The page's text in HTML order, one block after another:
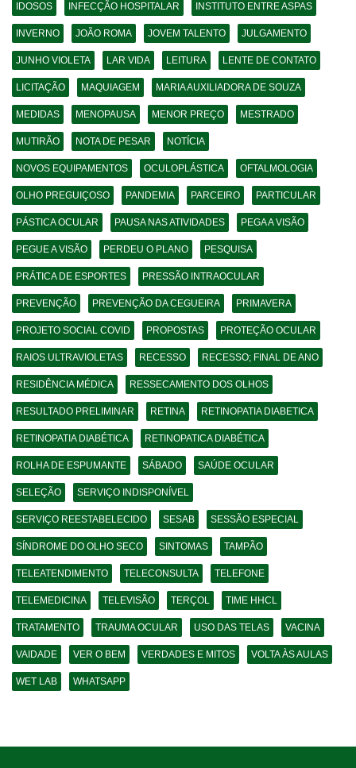
IDOSOS INFECÇÃO HOSPITALAR INSTITUTO ENTRE ASPAS
INVERNO JOÃO ROMA JOVEM TALENTO JULGAMENTO
JUNHO VIOLETA LAR VIDA LEITURA LENTE DE CONTATO
LICITAÇÃO MAQUIAGEM MARIA AUXILIADORA DE SOUZA
MEDIDAS MENOPAUSA MENOR PREÇO MESTRADO
MUTIRÃO NOTA DE PESAR NOTÍCIA
NOVOS EQUIPAMENTOS OCULOPLÁSTICA OFTALMOLOGIA
OLHO PREGUIÇOSO PANDEMIA PARCEIRO PARTICULAR
PÁSTICA OCULAR PAUSA NAS ATIVIDADES PEGA A VISÃO
PEGUE A VISÃO PERDEU O PLANO PESQUISA
PRÁTICA DE ESPORTES PRESSÃO INTRAOCULAR
PREVENÇÃO PREVENÇÃO DA CEGUEIRA PRIMAVERA
PROJETO SOCIAL COVID PROPOSTAS PROTEÇÃO OCULAR
RAIOS ULTRAVIOLETAS RECESSO RECESSO; FINAL DE ANO
RESIDÊNCIA MÉDICA RESSECAMENTO DOS OLHOS
RESULTADO PRELIMINAR RETINA RETINOPATIA DIABETICA
RETINOPATIA DIABÉTICA RETINOPATICA DIABÉTICA
ROLHA DE ESPUMANTE SÁBADO SAÚDE OCULAR
SELEÇÃO SERVIÇO INDISPONÍVEL
SERVIÇO REESTABELECIDO SESAB SESSÃO ESPECIAL
SÍNDROME DO OLHO SECO SINTOMAS TAMPÃO
TELEATENDIMENTO TELECONSULTA TELEFONE
TELEMEDICINA TELEVISÃO TERÇOL TIME HHCL
TRATAMENTO TRAUMA OCULAR USO DAS TELAS VACINA
VAIDADE VER O BEM VERDADES E MITOS VOLTA ÀS AULAS
WET LAB WHATSAPP